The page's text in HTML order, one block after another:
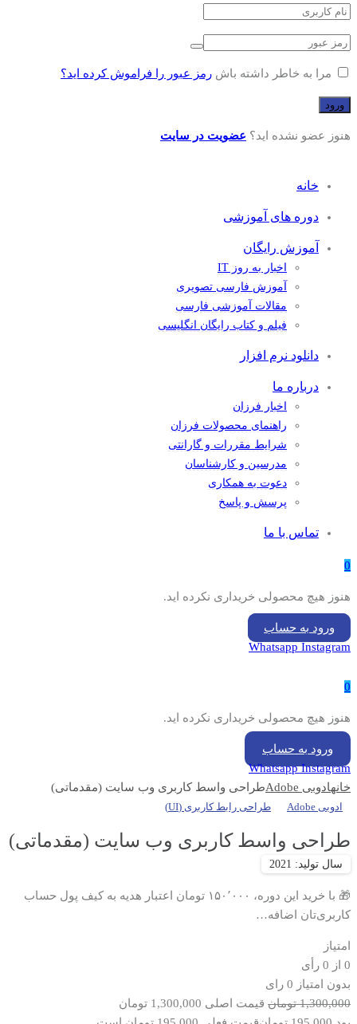
مرا به خاطر داشته باش رمز عبور را فراموش کرده اید؟
هنوز عضو نشده اید؟ عضویت در سایت
خانه
دوره های آموزشی
آموزش رایگان
اخبار به روز IT
آموزش فارسی تصویری
مقالات آموزشی فارسی
فیلم و کتاب رایگان انگلیسی
دانلود نرم افزار
درباره ما
اخبار فرزان
راهنمای محصولات فرزان
شرایط مقررات و گارانتی
مدرسین و کارشناسان
دعوت به همکاری
پرسش و پاسخ
تماس با ما
0
هنوز هیچ محصولی خریداری نکرده اید.
ورود به حساب
Whatsapp Instagram
0
هنوز هیچ محصولی خریداری نکرده اید.
ورود به حساب
Whatsapp Instagram
خانهادوبی Adobe طراحی واسط کاربری وب سایت (مقدماتی)
ادوبی Adobe طراحی رابط کاربری (UI)
طراحی واسط کاربری وب سایت (مقدماتی)
🎁 با خرید این دوره، ۱۵۰٬۰۰۰ تومان اعتبار هدیه به کیف پول حساب
کاربری‌تان اضافه…
امتیاز
0 از 0 رأی
بدون امتیاز 0 رای
1,300,000 تومان
قیمت اصلی 1,300,000 تومان